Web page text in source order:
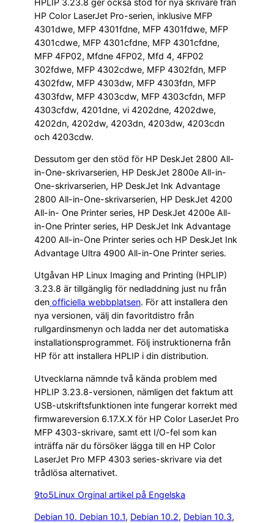
HP Color LaserJet Pro-serien, inklusive MFP
4301dwe, MFP 4301fdne, MFP 4301fdwe, MFP
4301cdwe, MFP 4301cfdne, MFP 4301cfdne,
MFP 4FP02, Mfdne 4FP02, Mfd 4, 4FP02
302fdwe, MFP 4302cdwe, MFP 4302fdn, MFP
4302fdw, MFP 4303dw, MFP 4303fdn, MFP
4303fdw, MFP 4303cdw, MFP 4303cfdn, MFP
4303cfdw, 4201dne, vi 4202dne, 4202dwe,
4202dn, 4202dw, 4203dn, 4203dw, 4203cdn
och 4203cdw.
Dessutom ger den stöd för HP DeskJet 2800 All-
in-One-skrivarserien, HP DeskJet 2800e All-in-
One-skrivarserien, HP DeskJet Ink Advantage
2800 All-in-One-skrivarserien, HP DeskJet 4200
All-in- One Printer series, HP DeskJet 4200e All-
in-One Printer series, HP DeskJet Ink Advantage
4200 All-in-One Printer series och HP DeskJet Ink
Advantage Ultra 4900 All-in-One Printer series.
Utgåvan HP Linux Imaging and Printing (HPLIP)
3.23.8 är tillgänglig för nedladdning just nu från
den officiella webbplatsen. För att installera den
nya versionen, välj din favoritdistro från
rullgardinsmenyn och ladda ner det automatiska
installationsprogrammet. Följ instruktionerna från
HP för att installera HPLIP i din distribution.
Utvecklarna nämnde två kända problem med
HPLIP 3.23.8-versionen, nämligen det faktum att
USB-utskriftsfunktionen inte fungerar korrekt med
firmwareversion 6.17.X.X för HP Color LaserJet Pro
MFP 4303-skrivare, samt ett I/O-fel som kan
inträffa när du försöker lägga till en HP Color
LaserJet Pro MFP 4303 series-skrivare via det
trådlösa alternativet.
9to5Linux Orginal artikel på Engelska
Debian 10. Debian 10.1, Debian 10.2, Debian 10.3